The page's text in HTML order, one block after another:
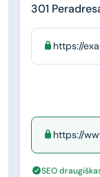
301
https://
https://
SEO